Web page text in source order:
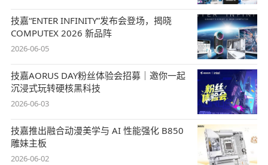
技嘉“ENTER INFINITY”发布会登场，揭晓
COMPUTEX 2026 新品阵
2026-06-05
技嘉AORUS DAY粉丝体验会招募｜邀你一起
沉浸式玩转硬核黑科技
2026-06-03
技嘉推出融合动漫美学与 AI 性能强化 B850
雕妹主板
2026-06-02